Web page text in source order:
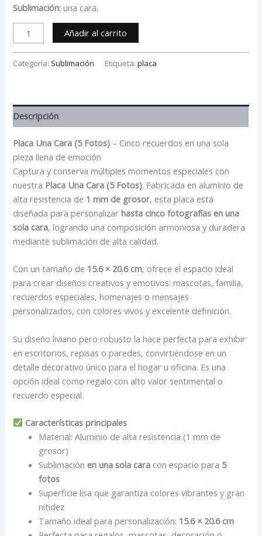
Sublimación: una cara.
Añadir al carrito
Categoría: Sublimación Etiqueta:placa
Descripción
Placa Una Cara (5 Fotos) – Cinco recuerdos en una sola
pieza llena de emoción
Captura y conserva múltiples momentos especiales con
nuestra Placa Una Cara (5 Fotos). Fabricada en aluminio de
alta resistencia de 1 mm de grosor, esta placa está
diseñada para personalizarhasta cinco fotografías en una
sola cara, logrando una composición armoniosa y duradera
mediante sublimación de alta calidad.
Con un tamaño de 15.6 × 20.6 cm, ofrece el espacio ideal
para crear diseños creativos y emotivos: mascotas, familia,
recuerdos especiales, homenajes o mensajes
personalizados, con colores vivos y excelente definición.
Su diseño liviano pero robusto la hace perfecta para exhibir
en escritorios, repisas o paredes, convirtiéndose en un
detalle decorativo único para el hogar u oficina. Es una
opción ideal como regalo con alto valor sentimental o
recuerdo especial.
Características principales
Material: Aluminio de alta resistencia (1 mm de
grosor)
Sublimación en una sola cara con espacio para 5
fotos
Superficie lisa que garantiza colores vibrantes y gran
nitidez
Tamaño ideal para personalización: 15.6 × 20.6 cm